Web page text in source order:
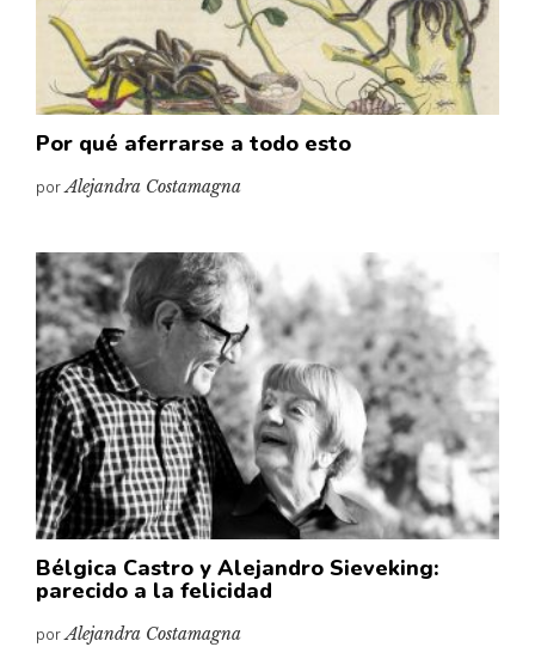
Por qué aferrarse a todo esto
porAlejandra Costamagna
Bélgica Castro y Alejandro Sieveking:
parecido a la felicidad
porAlejandra Costamagna